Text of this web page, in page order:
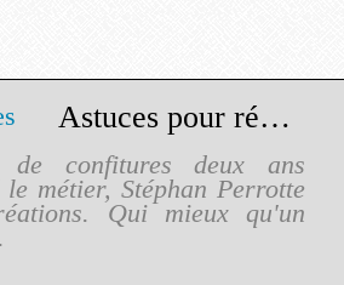
Astuces pour réussir vos confitures
de confitures deux ans
métier, Stéphan Perrotte
Qui mieux qu'un